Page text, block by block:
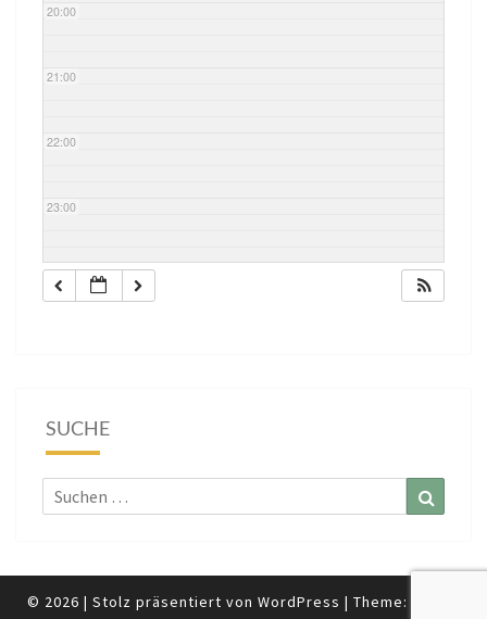
20:00
21:00
22:00
23:00
SUCHE
Suchen
nach:
© 2026 | Stolz präsentiert von WordPress | Theme: